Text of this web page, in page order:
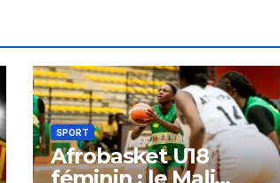
SPORT
Afrobasket U18